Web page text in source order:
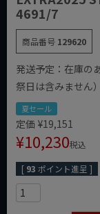
4691/7
商品番号 129620
発送予定：在庫の
祭日は含みません）
夏セール
定価 ¥19,151
¥10,230税込
[ 93 ポイント進呈 ]